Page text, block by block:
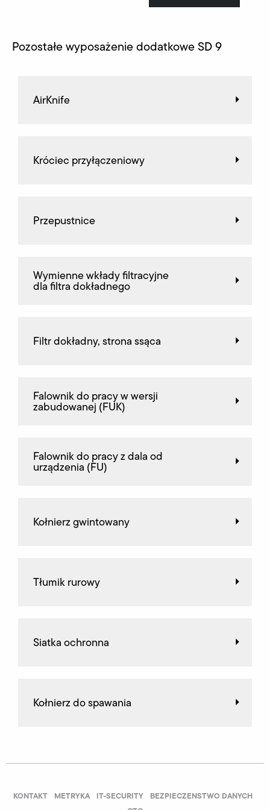
Pozostałe wyposażenie dodatkowe SD 9
AirKnife
Króciec przyłączeniowy
Przepustnice
Wymienne wkłady filtracyjne
dla filtra dokładnego
Filtr dokładny, strona ssąca
Falownik do pracy w wersji
zabudowanej (FUK)
Falownik do pracy z dala od
urządzenia (FU)
Kołnierz gwintowany
Tłumik rurowy
Siatka ochronna
Kołnierz do spawania
KONTAKT METRYKA IT-SECURITY BEZPIECZENSTWO DANYCH